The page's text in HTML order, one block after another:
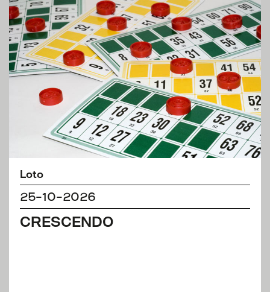
Loto
25-10-2026
CRESCENDO